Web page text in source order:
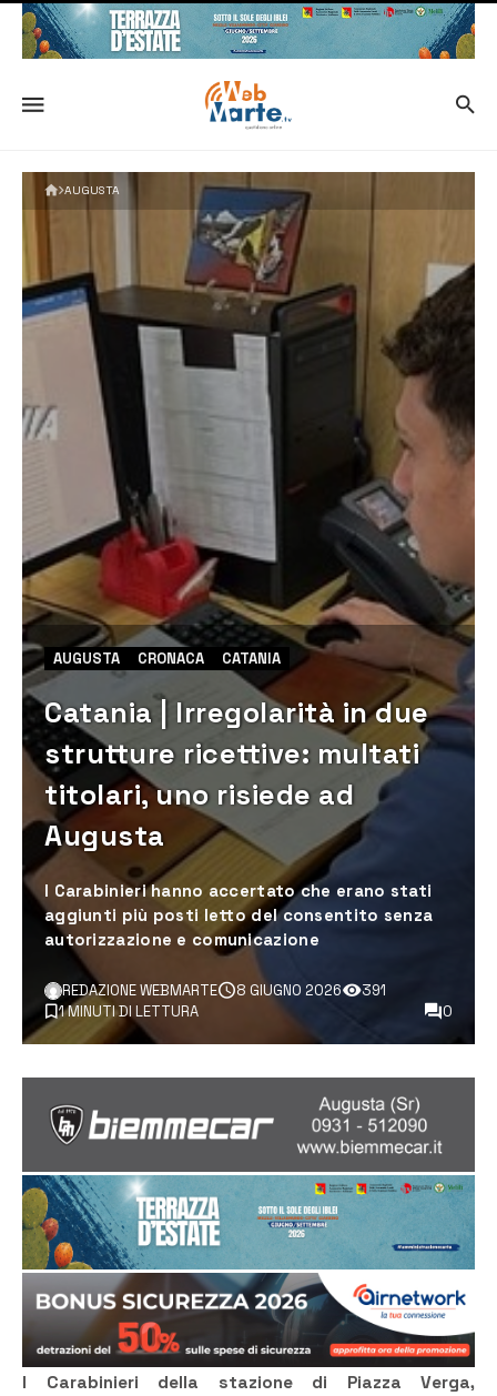
AUGUSTA
AUGUSTA CRONACA CATANIA
Catania | Irregolarità in due
strutture ricettive: multati
titolari, uno risiede ad
Augusta
I Carabinieri hanno accertato che erano stati
aggiunti più posti letto del consentito senza
autorizzazione e comunicazione
REDAZIONE WEBMARTE 8 GIUGNO 2026
391
1 MINUTI DI LETTURA
0
I Carabinieri della stazione di Piazza Verga,